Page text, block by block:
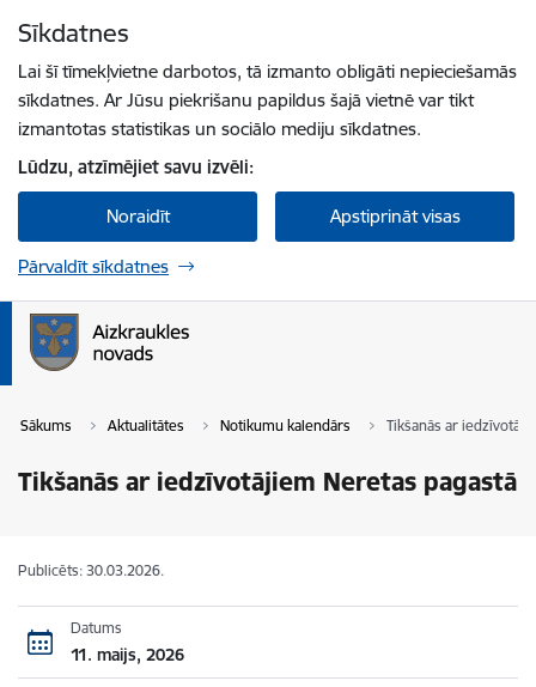
Sīkdatnes
Lai šī tīmekļvietne darbotos, tā izmanto obligāti nepieciešamās
sīkdatnes. Ar Jūsu piekrišanu papildus šajā vietnē var tikt
izmantotas statistikas un sociālo mediju sīkdatnes.
Lūdzu, atzīmējiet savu izvēli:
Noraidīt Apstiprināt visas
Pārvaldīt sīkdatnes
Sākums Aktualitātes Notikumu kalendārs Tikšanās ar
Tikšanās ar iedzīvotājiem Neretas pagastā
Publicēts: 30.03.2026.
Datums
11. maijs, 2026